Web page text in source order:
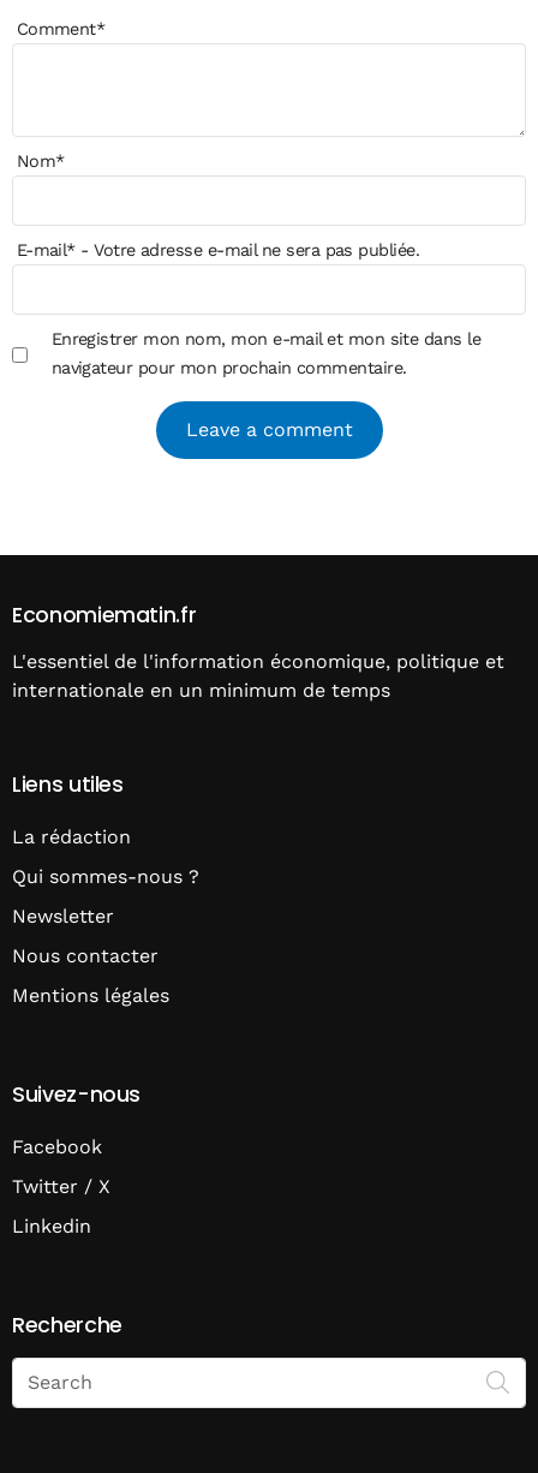
Comment*
Nom*
E-mail*- Votre adresse e-mail ne sera pas publiée.
Enregistrer mon nom, mon e-mail et mon site dans le
navigateur pour mon prochain commentaire.
Economiematin.fr
L'essentiel de l'information économique, politique et
internationale en un minimum de temps
Liens utiles
La rédaction
Qui sommes-nous ?
Newsletter
Nous contacter
Mentions légales
Suivez-nous
Facebook
Twitter / X
Linkedin
Recherche
Search
on
Economie